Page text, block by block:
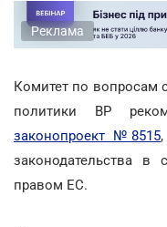
Реклама
Комитет по вопросам
политики ВР
законопроект №8515
законодательства в
правом ЕС.